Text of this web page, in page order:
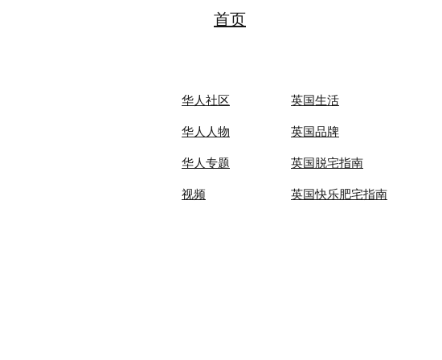
夏令营营员
首页
华人社区
华人人物
华人专题
视频
英国生活​
英国品牌
英国脱宅指南
英国快乐肥宅指南